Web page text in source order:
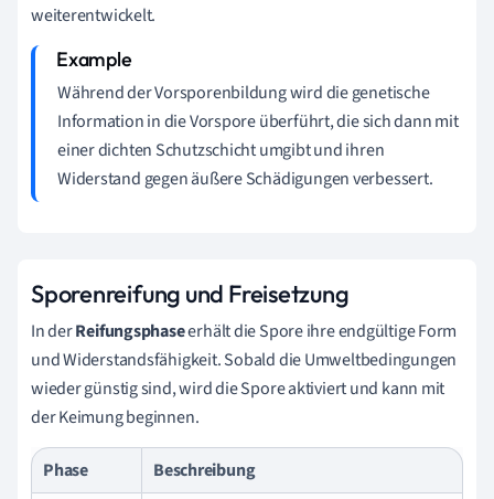
weiterentwickelt.
Während der Vorsporenbildung wird die genetische
Information in die Vorspore überführt, die sich dann mit
einer dichten Schutzschicht umgibt und ihren
Widerstand gegen äußere Schädigungen verbessert.
Sporenreifung und Freisetzung
In derReifungsphaseerhält die Spore ihre endgültige Form
und Widerstandsfähigkeit. Sobald die Umweltbedingungen
wieder günstig sind, wird die Spore aktiviert und kann mit
der Keimung beginnen.
Phase
Beschreibung